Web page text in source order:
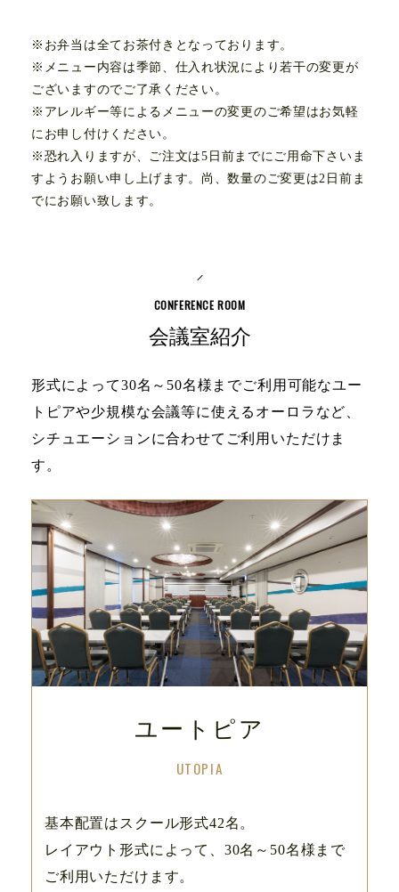
※お弁当は全てお茶付きとなっております。
※メニュー内容は季節、仕入れ状況により若干の変更が
ございますのでご了承ください。
※アレルギー等によるメニューの変更のご希望はお気軽
にお申し付けください。
※恐れ入りますが、ご注文は5日前までにご用命下さいま
すようお願い申し上げます。尚、数量のご変更は2日前ま
でにお願い致します。
会議室紹介
形式によって30名～50名様までご利用可能なユー
トピアや少規模な会議等に使えるオーロラなど、
シチュエーションに合わせてご利用いただけま
す。
ユートピア
基本配置はスクール形式42名。
レイアウト形式によって、30名～50名様まで
ご利用いただけます。